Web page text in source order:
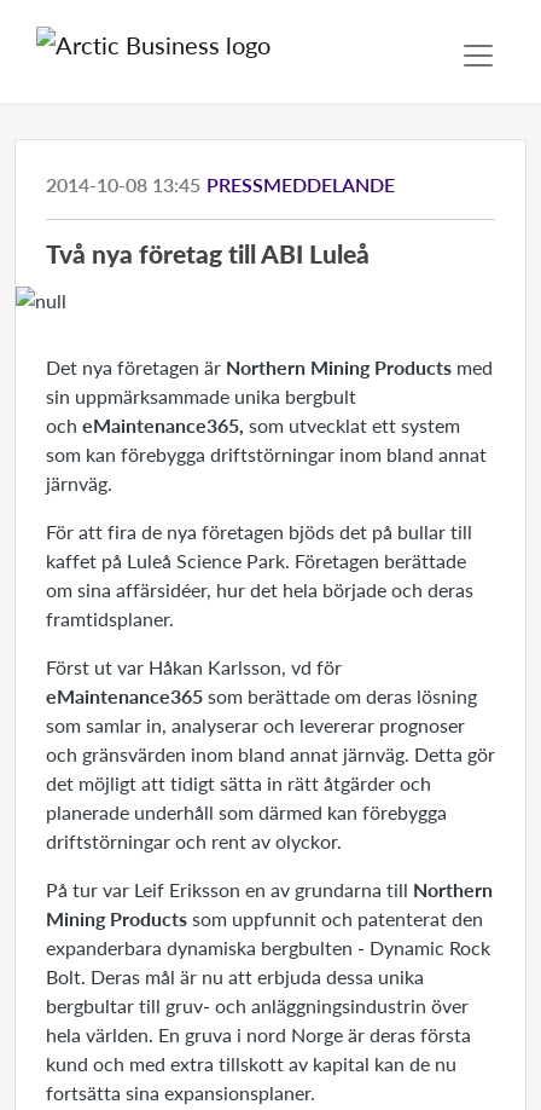
2014-10-08 13:45 PRESSMEDDELANDE
Två nya företag till ABI Luleå
Det nya företagen är Northern Mining Products med
sin uppmärksammade unika bergbult
och eMaintenance365, som utvecklat ett system
som kan förebygga driftstörningar inom bland annat
järnväg.
För att fira de nya företagen bjöds det på bullar till
kaffet på Luleå Science Park. Företagen berättade
om sina affärsidéer, hur det hela började och deras
framtidsplaner.
Först ut var Håkan Karlsson, vd för
eMaintenance365som berättade om deras lösning
som samlar in, analyserar och levererar prognoser
och gränsvärden inom bland annat järnväg. Detta gör
det möjligt att tidigt sätta in rätt åtgärder och
planerade underhåll som därmed kan förebygga
driftstörningar och rent av olyckor.
På tur var Leif Eriksson en av grundarna till Northern
Mining Productssom uppfunnit och patenterat den
expanderbara dynamiska bergbulten - Dynamic Rock
Bolt. Deras mål är nu att erbjuda dessa unika
bergbultar till gruv- och anläggningsindustrin över
hela världen. En gruva i nord Norge är deras första
kund och med extra tillskott av kapital kan de nu
fortsätta sina expansionsplaner.